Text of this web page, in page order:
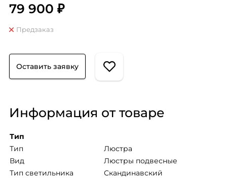
79 900 ₽
Предзаказ
Оставить заявку
Информация от товаре
Тип
Тип
Люстра
Вид
Люстры подвесные
Тип светильника
Скандинавский